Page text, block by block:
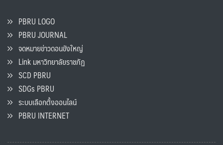
PBRU LOGO
PBRU JOURNAL
จดหมายข่าวดอนขังใหญ่
Link มหาวิทยาลัยราชภัฏ
SCD PBRU
SDGs PBRU
ระบบเลือกตั้งออนไลน์
PBRU INTERNET